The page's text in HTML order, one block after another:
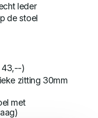
leder
de stoel
43,--)
zitting 30mm
met